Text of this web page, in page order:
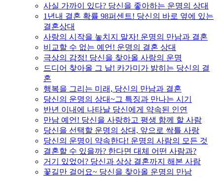
사실 가까이 있다? 당신을 좋아하는 운명의 상대
1년내 결혼 확률 98퍼센트! 당신의 바로 옆에 있는
결혼상대
사랑의 시작을 놓치지 말자! 운명의 만남과 결혼
비교할 수 없는 예언! 운명의 결혼 상대
극상의 감정! 당신을 찾아올 사랑의 운명
드디어 찾아올 그 날! 카가미가 밝히는 당신의 결
혼
행복을 그리는 미래, 당신의 만남과 결혼
당신의 운명의 상대~그 특징과 만나는 시기
반년 이내에 나타날 당신에게 약속된 인연
만남 예언! 당신을 사랑하고 평생 함께 할 사람
당신을 선택할 운명의 상대, 앞으로 싹틀 사랑
당신의 운명이 약속한다! 운명의 사람의 모든 것
결혼할 수 있을까? 한다면 대체 어떤 사람과?
거기 있었어? 당신과 상상 결혼까지 해본 사람
꽃길만 걸어요~ 당신을 찾아올 운명의 만남